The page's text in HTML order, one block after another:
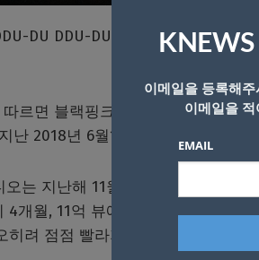
DU DDU-DU) 뮤직비디오가 유튜
르면 블랙핑크의 ‘뚜두뚜두’ 뮤직
난 2018년 6월15일 공개된지 약 2년
오는 지난해 11월 K팝 남녀 그룹을
4개월, 11억 뷰에서 12억 뷰까지 3
려 점점 빨라지기도 했다.
이메일을 등록해
이메일을
EMAIL